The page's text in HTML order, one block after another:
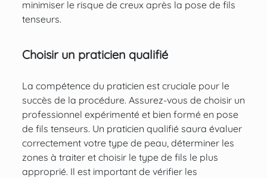
minimiser le risque de creux après la pose de fils
tenseurs.
Choisir un praticien qualifié
La compétence du praticien est cruciale pour le
succès de la procédure. Assurez-vous de choisir un
professionnel expérimenté et bien formé en pose
de fils tenseurs. Un praticien qualifié saura évaluer
correctement votre type de peau, déterminer les
zones à traiter et choisir le type de fils le plus
approprié. Il est important de vérifier les